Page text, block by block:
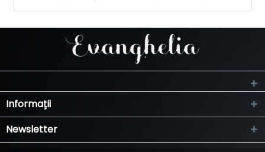
Informații
Newsletter